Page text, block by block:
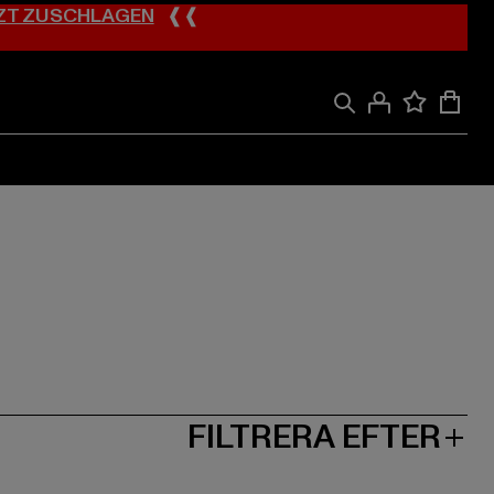
ZUSCHLAGEN❰❰
FILTRERA EFTER